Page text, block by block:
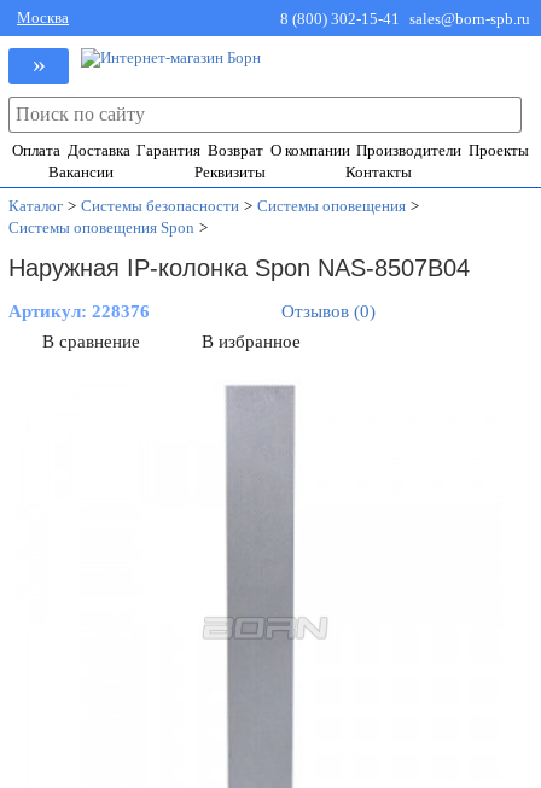
Москва 8 (800) 302-15-41 sales@born-spb.ru
»
Оплата Доставка Гарантия Возврат О компании Производители Проекты
Вакансии
Реквизиты
Контакты
Каталог > Системы безопасности > Системы оповещения >
Системы оповещения Spon >
Наружная IP-колонка Spon NAS-8507B04
Артикул:228376
Отзывов (0)
В сравнение
В избранное